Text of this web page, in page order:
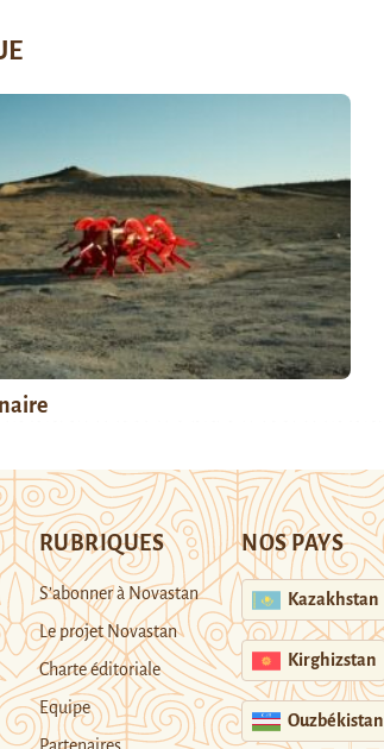
RUBRIQUES
S’abonner à Novastan
Le projet Novastan
Charte éditoriale
Equipe
Partenaires
NOS PAYS
Kazakhstan
Kirghizstan
Ouzbékistan